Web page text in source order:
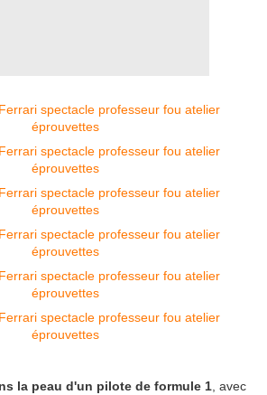
la peau d'un pilote de formule 1 , avec